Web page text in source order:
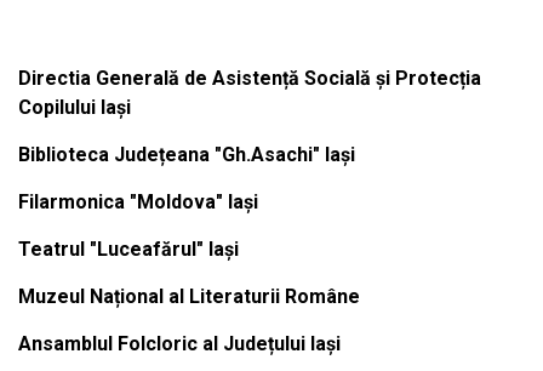
Directia Generală de Asistență Socială și Protecția
Copilului Iași
Biblioteca Județeana "Gh.Asachi" Iași
Filarmonica "Moldova" Iași
Teatrul "Luceafărul" Iași
Muzeul Național al Literaturii Române
Ansamblul Folcloric al Județului Iași